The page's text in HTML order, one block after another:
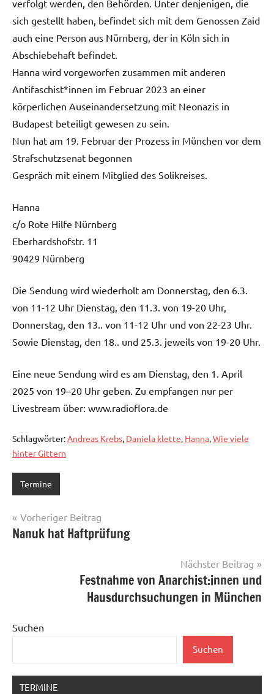
verfolgt werden, den Behörden. Unter denjenigen, die
sich gestellt haben, befindet sich mit dem Genossen Zaid
auch eine Person aus Nürnberg, der in Köln sich in
Abschiebehaft befindet.
Hanna wird vorgeworfen zusammen mit anderen
Antifaschist*innen im Februar 2023 an einer
körperlichen Auseinandersetzung mit Neonazis in
Budapest beteiligt gewesen zu sein.
Nun hat am 19. Februar der Prozess in München vor dem
Strafschutzsenat begonnen
Gespräch mit einem Mitglied des Solikreises.
Hanna
c/o Rote Hilfe Nürnberg
Eberhardshofstr. 11
90429 Nürnberg
Die Sendung wird wiederholt am Donnerstag, den 6.3.
von 11-12 Uhr Dienstag, den 11.3. von 19-20 Uhr,
Donnerstag, den 13.. von 11-12 Uhr und von 22-23 Uhr.
Sowie Dienstag, den 18.. und 25.3. jeweils von 19-20 Uhr.
Eine neue Sendung wird es am Dienstag, den 1. April
2025 von 19–20 Uhr geben. Zu empfangen nur per
Livestream über: www.radioflora.de
Schlagwörter:Andreas Krebs, Daniela klette, Hanna,Wie viele
hinter Gittern
Termine
Beitragsnavigation
Vorheriger Beitrag
Nanuk hat Haftprüfung
Nächster Beitrag
Festnahme von Anarchist:innen und
Hausdurchsuchungen in München
Suchen
Suchen
TERMINE